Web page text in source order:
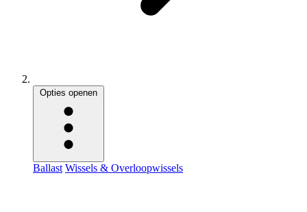
Opties openen
Ballast Wissels & Overloopwissels